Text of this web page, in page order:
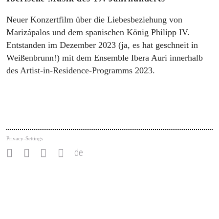
Neuer Konzertfilm über die Liebesbeziehung von
Marizápalos und dem spanischen König Philipp IV.
Entstanden im Dezember 2023 (ja, es hat geschneit in
Weißenbrunn!) mit dem Ensemble Ibera Auri innerhalb
des Artist-in-Residence-Programms 2023.
Privacy-Settings
de